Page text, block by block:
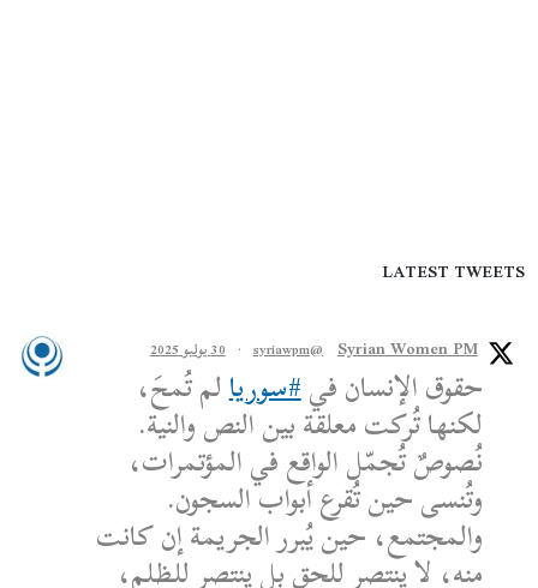
LATEST TWEETS
Syrian Women PM
@syriawpm
· 30 يوليو 2025
حقوق الإنسان في#سوريالم تُمحَ،
لكنها تُركت معلقة بين النص والنية.
نُصوصٌ تُجمّل الواقع في المؤتمرات،
وتُنسى حين تُقرع أبواب السجون.
والمجتمع، حين يُبرر الجريمة إن كانت
منه، لا ينتصر للحق بل ينتصر للظلم،